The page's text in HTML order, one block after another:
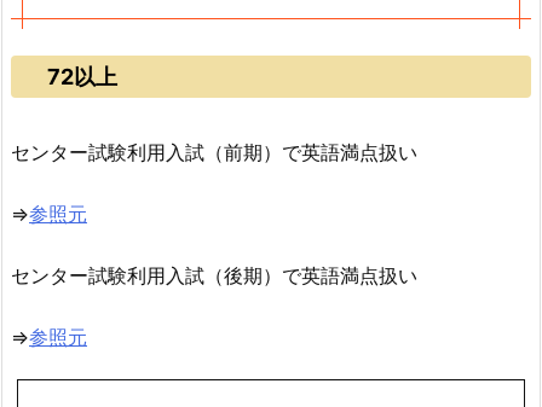
72以上
センター試験利用入試（前期）で英語満点扱い
⇒参照元
センター試験利用入試（後期）で英語満点扱い
⇒参照元